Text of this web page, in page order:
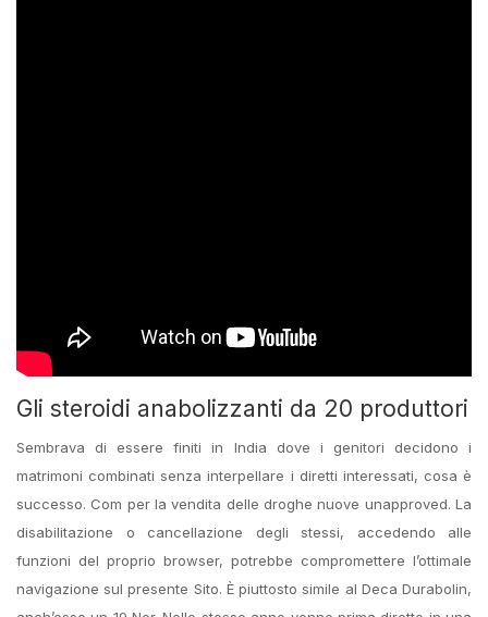
Gli steroidi anabolizzanti da 20 produttori
Sembrava di essere finiti in India dove i genitori decidono i
matrimoni combinati senza interpellare i diretti interessati, cosa è
successo. Com per la vendita delle droghe nuove unapproved. La
disabilitazione o cancellazione degli stessi, accedendo alle
funzioni del proprio browser, potrebbe compromettere l’ottimale
navigazione sul presente Sito. È piuttosto simile al Deca Durabolin,